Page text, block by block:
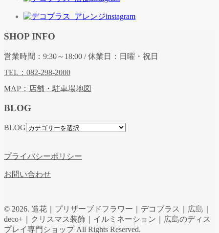
SHOP INFO
営業時間：9:30～18:00 / 休業日：日曜・祝日
TEL：082-298-2000
MAP：店舗・駐車場地図
BLOG
BLOG
プライバシーポリシー
お問い合わせ
© 2026. 造花｜プリザーブドフラワー｜デコプラス｜広島｜
deco+｜クリスマス装飾｜イルミネーション｜広島のディス
プレイ専門ショップ All Rights Reserved.